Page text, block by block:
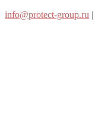
info@protect-group.ru |